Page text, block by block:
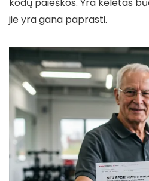
kodų paieškos. Yra keletas
jie yra gana paprasti.